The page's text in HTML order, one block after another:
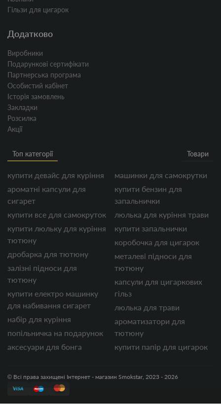
Гільзи для цигарок
Додатково
Виробники
Подарункові сертифікати
Партнерська програма
Особистий кабінет
Історія замовлень
Закладки
Розсилка
Акції
Топ категорії Товари
купити девайс для куріння
ароматні капсули для
сигарет
купити все для самокруток
купити люльку для куріння
тютюну
дробарка для тютюну
залізні підноси для
тютюну
купити електро машинку
для набивання сигарет
набір для куріння
попільничка на подарунок
аксесуари для бонга
машинки для самокрутки
купити бензин для
запальнички
люлька для куріння трави
купити запальнички
коробочка для цигарок
металеві підноси для
тютюну
капсули для цигаркових
гільз
люлька для трави
ароматизатори для
тютюну
купити папір для цигарок
© Всі права захищені Інтернет - магазин Smokstar, 2023 - 2026